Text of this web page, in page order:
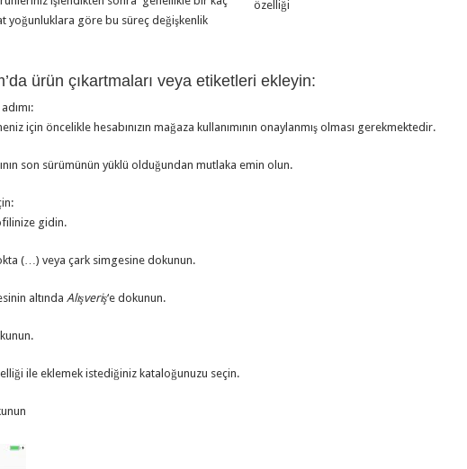
yoğunluklara göre bu süreç değişkenlik
ürün çıkartmaları veya etiketleri ekleyin:
için öncelikle hesabınızın mağaza kullanımının onaylanmış olması gerekmektedir.
son sürümünün yüklü olduğundan mutlaka emin olun.
gidin.
(…) veya çark simgesine dokunun.
altında Alışveriş‘e dokunun.
ile eklemek istediğiniz kataloğunuzu seçin.